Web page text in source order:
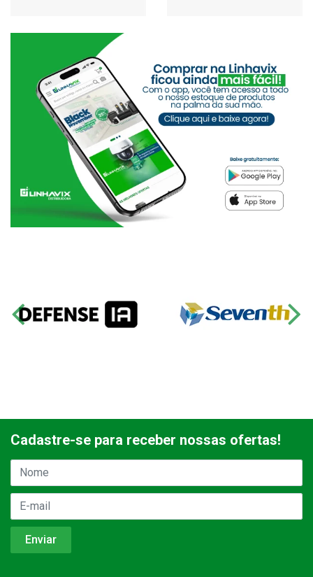
Cadastre-se para receber nossas ofertas!